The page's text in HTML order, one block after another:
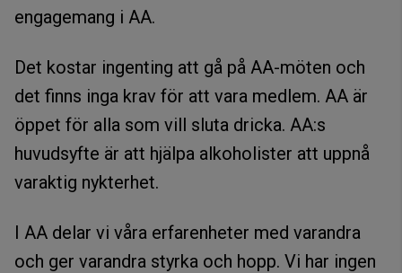
engagemang i AA.
Det kostar ingenting att gå på AA-möten och
det finns inga krav för att vara medlem. AA är
öppet för alla som vill sluta dricka. AA:s
huvudsyfte är att hjälpa alkoholister att uppnå
varaktig nykterhet.
I AA delar vi våra erfarenheter med varandra
och ger varandra styrka och hopp. Vi har ingen